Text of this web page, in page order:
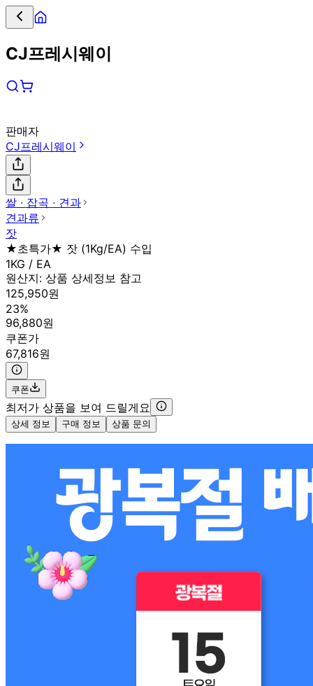
CJ프레시웨이
판매자
CJ프레시웨이
쌀 ∙ 잡곡 ∙ 견과
견과류
잣
★초특가★ 잣 (1Kg/EA) 수입
1KG / EA
원산지: 상품 상세정보 참고
125,950원
23%
96,880원
쿠폰가
67,816원
쿠폰
최저가 상품을 보여 드릴게요
상세 정보 구매 정보 상품 문의